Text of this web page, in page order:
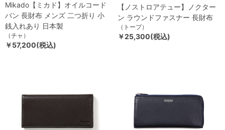
Mikado【ミカド】オイルコード
バン 長財布 メンズ 二つ折り 小
銭入れあり 日本製
（チャ）
￥57,200(税込)
【ノストロアテュー】ノクター
ン ラウンドファスナー 長財布
（トープ）
￥25,300(税込)